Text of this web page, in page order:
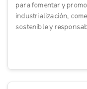
para fomentar y
industrialización,
sostenible y